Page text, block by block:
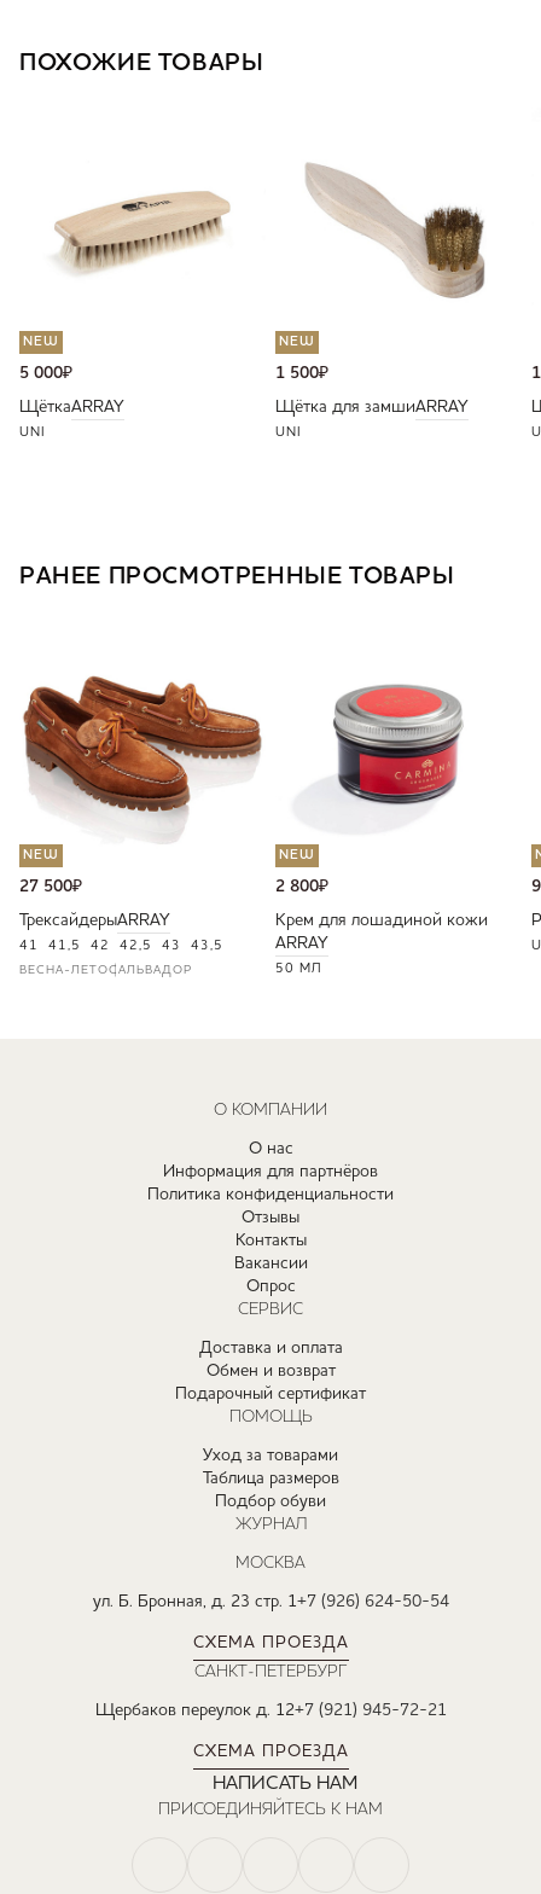
ПОХОЖИЕ ТОВАРЫ
NEW
5 000₽
ЩёткаARRAY
UNI
NEW
1 500₽
Щётка для замшиARRAY
UNI
РАНЕЕ ПРОСМОТРЕННЫЕ ТОВАРЫ
NEW
27 500₽
ТрексайдерыARRAY
41 41,5 42 42,5 43 43,5
ВЕСНА-ЛЕТОСАЛЬВАДОР
NEW
2 800₽
Крем для лошадиной кожи
ARRAY
50 МЛ
О КОМПАНИИ
О нас
Информация для партнёров
Политика конфиденциальности
Отзывы
Контакты
Вакансии
Опрос
СЕРВИС
Доставка и оплата
Обмен и возврат
Подарочный сертификат
ПОМОЩЬ
Уход за товарами
Таблица размеров
Подбор обуви
ЖУРНАЛ
МОСКВА
ул. Б. Бронная, д. 23 стр. 1+7 (926) 624-50-54
СХЕМА ПРОЕЗДА
САНКТ-ПЕТЕРБУРГ
Щербаков переулок д. 12+7 (921) 945-72-21
СХЕМА ПРОЕЗДА
НАПИСАТЬ НАМ
ПРИСОЕДИНЯЙТЕСЬ К НАМ